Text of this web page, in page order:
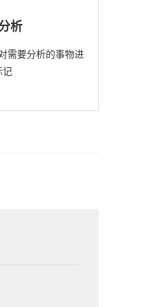
析
需要分析的事物进
记